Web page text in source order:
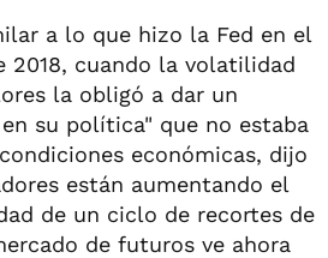
a lo que hizo la Fed en el
2018, cuando la volatilidad
la obligó a dar un
su política" que no estaba
económicas, dijo
están aumentando el
de un ciclo de recortes de
de futuros ve ahora